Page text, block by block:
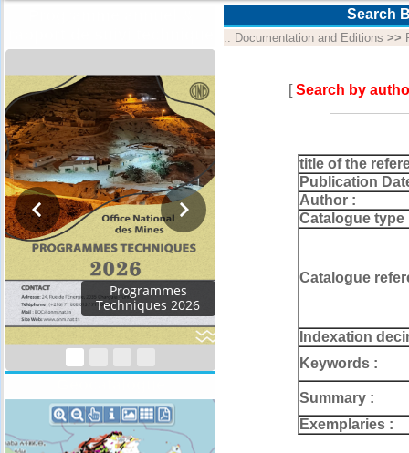
Programmes
Techniques 2026
Search
:: Documentation and Editions >>
[Search by
title of the
Publication
Author :
Catalogue type
Catalogue
Indexation
Keywords :
Summary :
Exemplaries :